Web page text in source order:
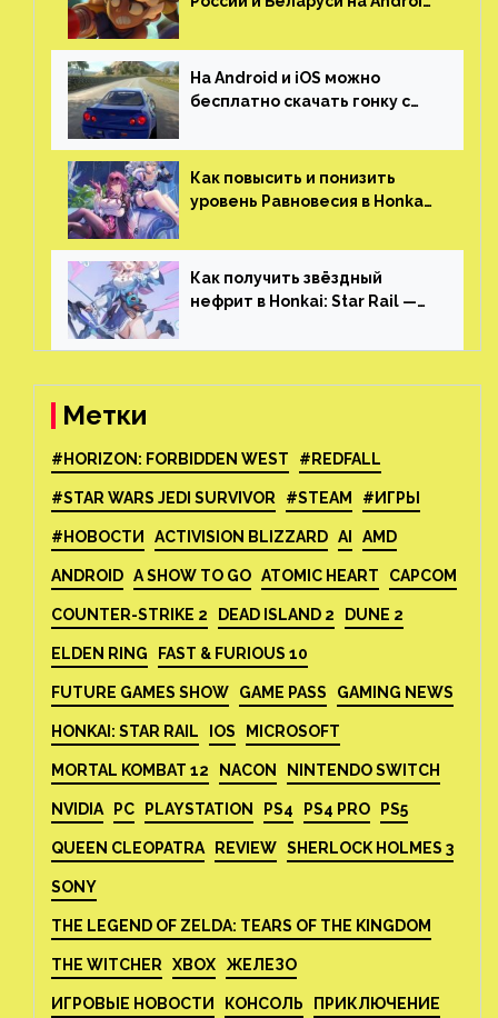
На Android и iOS можно
бесплатно скачать гонку с
который больше, чем в
Skyrim и GTA: San Andreas
Как повысить и понизить
уровень Равновесия в Honkai:
Как получить звёздный
нефрит в Honkai: Star Rail —
Метки
#HORIZON: FORBIDDEN WEST #REDFALL
#STAR WARS JEDI SURVIVOR #STEAM #ИГРЫ
#НОВОСТИ ACTIVISION BLIZZARD AI AMD
ANDROID A SHOW TO GO ATOMIC HEART CAPCOM
COUNTER-STRIKE 2 DEAD ISLAND 2 DUNE 2
ELDEN RING FAST & FURIOUS 10
FUTURE GAMES SHOW GAME PASS GAMING NEWS
HONKAI: STAR RAIL IOS MICROSOFT
MORTAL KOMBAT 12 NACON NINTENDO SWITCH
NVIDIA PC PLAYSTATION PS4 PS4 PRO PS5
QUEEN CLEOPATRA REVIEW SHERLOCK HOLMES 3
SONY
THE LEGEND OF ZELDA: TEARS OF THE KINGDOM
THE WITCHER XBOX ЖЕЛЕЗО
ИГРОВЫЕ НОВОСТИ КОНСОЛЬ ПРИКЛЮЧЕНИЕ